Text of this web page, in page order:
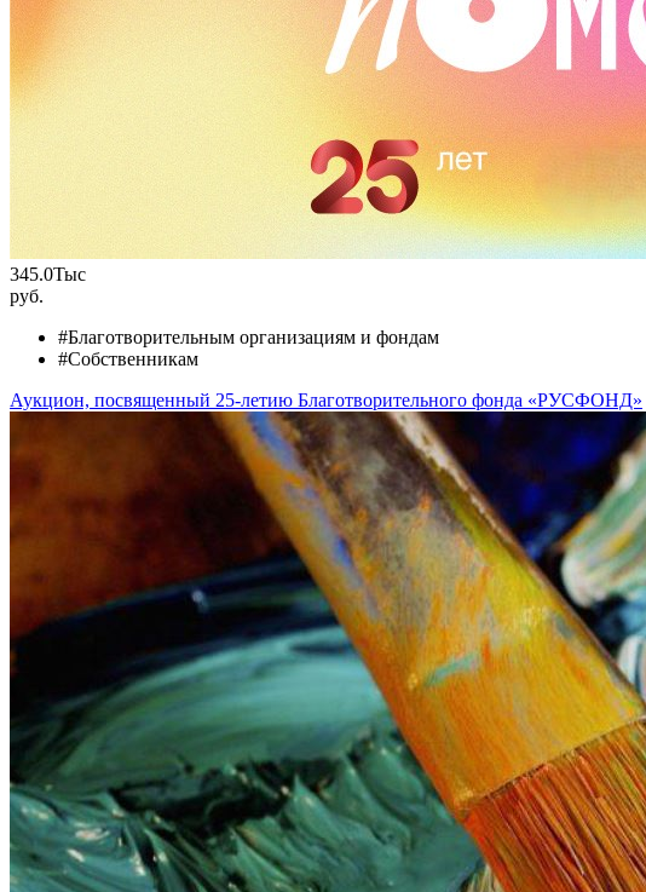
345.0Тыс
руб.
#Благотворительным организациям и фондам
#Собственникам
Аукцион, посвященный 25-летию Благотворительного фонда «РУСФОНД»